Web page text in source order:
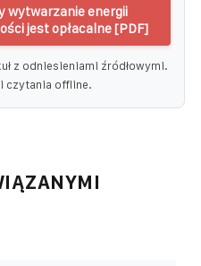
wytwarzanie energii
jest opłacalne [PDF]
z odniesieniami źródłowymi.
czytania offline.